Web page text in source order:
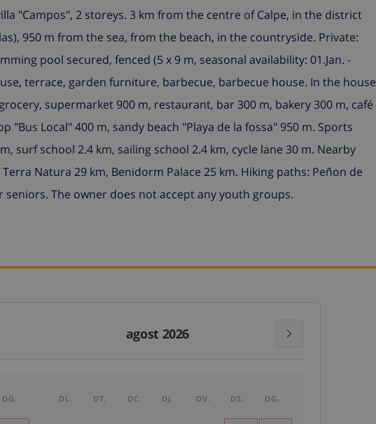
"Campos", 2 storeys. 3 km from the centre of Calpe, in the district
950 m from the sea, from the beach, in the countryside. Private:
pool secured, fenced (5 x 9 m, seasonal availability: 01.Jan. -
terrace, garden furniture, barbecue, barbecue house. In the
supermarket 900 m, restaurant, bar 300 m, bakery 300 m, café
"Bus Local" 400 m, sandy beach "Playa de la fossa" 950 m. Sports
surf school 2.4 km, sailing school 2.4 km, cycle lane 30 m. Nearby
Natura 29 km, Benidorm Palace 25 km. Hiking paths: Peñon de
The owner does not accept any youth groups.
agost 2026
DG. DL. DT. DC. DJ. DV. DS. DG.